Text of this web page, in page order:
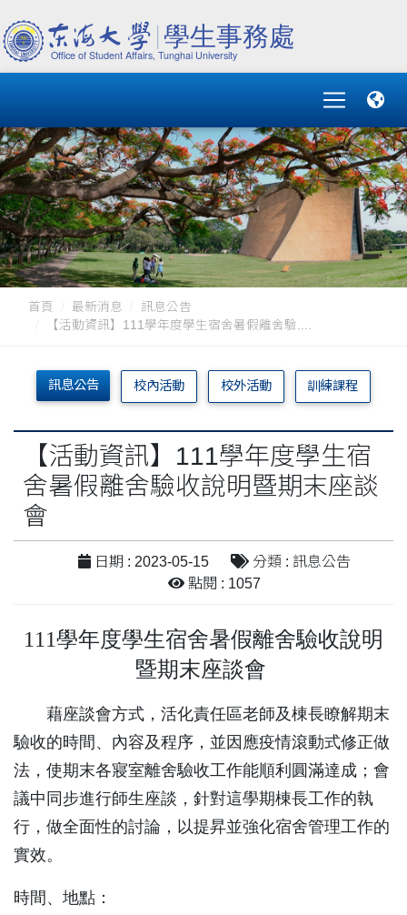
首頁 最新消息
訊息公告
【活動資訊】111學年度學生宿舍暑假離舍驗....
訊息公告 校內活動 校外活動 訓練課程
【活動資訊】111學年度學生宿
舍暑假離舍驗收說明暨期末座談
會
日期 : 2023-05-15
分類 : 訊息公告
點閱 : 1057
111學年度學生宿舍暑假離舍驗收說明
暨期末座談會
藉座談會方式，活化責任區老師及棟長瞭解期末
驗收的時間、內容及程序，並因應疫情滾動式修正做
法，使期末各寢室離舍驗收工作能順利圓滿達成；會
議中同步進行師生座談，針對這學期棟長工作的執
行，做全面性的討論，以提昇並強化宿舍管理工作的
實效。
時間、地點：